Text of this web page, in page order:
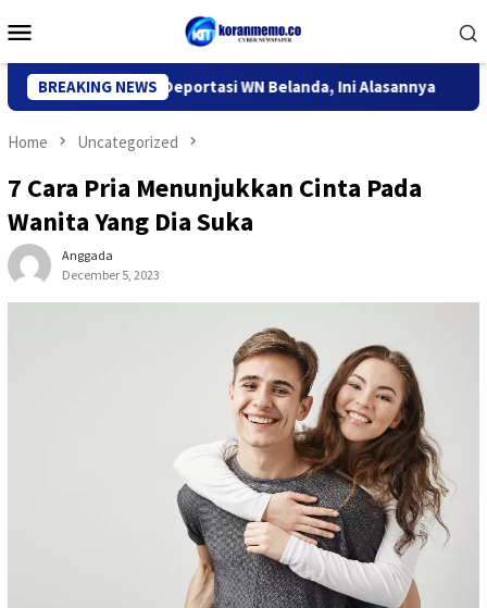
to
Menu
BREAKING NEWS
Kediri Deportasi WN Belanda, Ini Alasannya 9 Desa
Home Uncategorized
7 Cara Pria Menunjukkan Cinta Pada
Wanita Yang Dia Suka
Anggada
December 5, 2023